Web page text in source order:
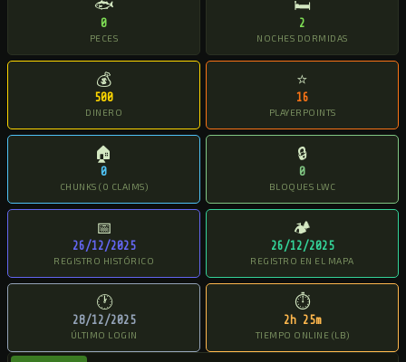
🐟
0
PECES
🛏
2
NOCHES DORMIDAS
💰
500
DINERO
⭐
16
PLAYERPOINTS
🏠
0
CHUNKS (0 CLAIMS)
🔒
0
BLOQUES LWC
📅
26/12/2025
REGISTRO HISTÓRICO
🏕
26/12/2025
REGISTRO EN EL MAPA
🕐
28/12/2025
ÚLTIMO LOGIN
⏱
2h 25m
TIEMPO ONLINE (LB)